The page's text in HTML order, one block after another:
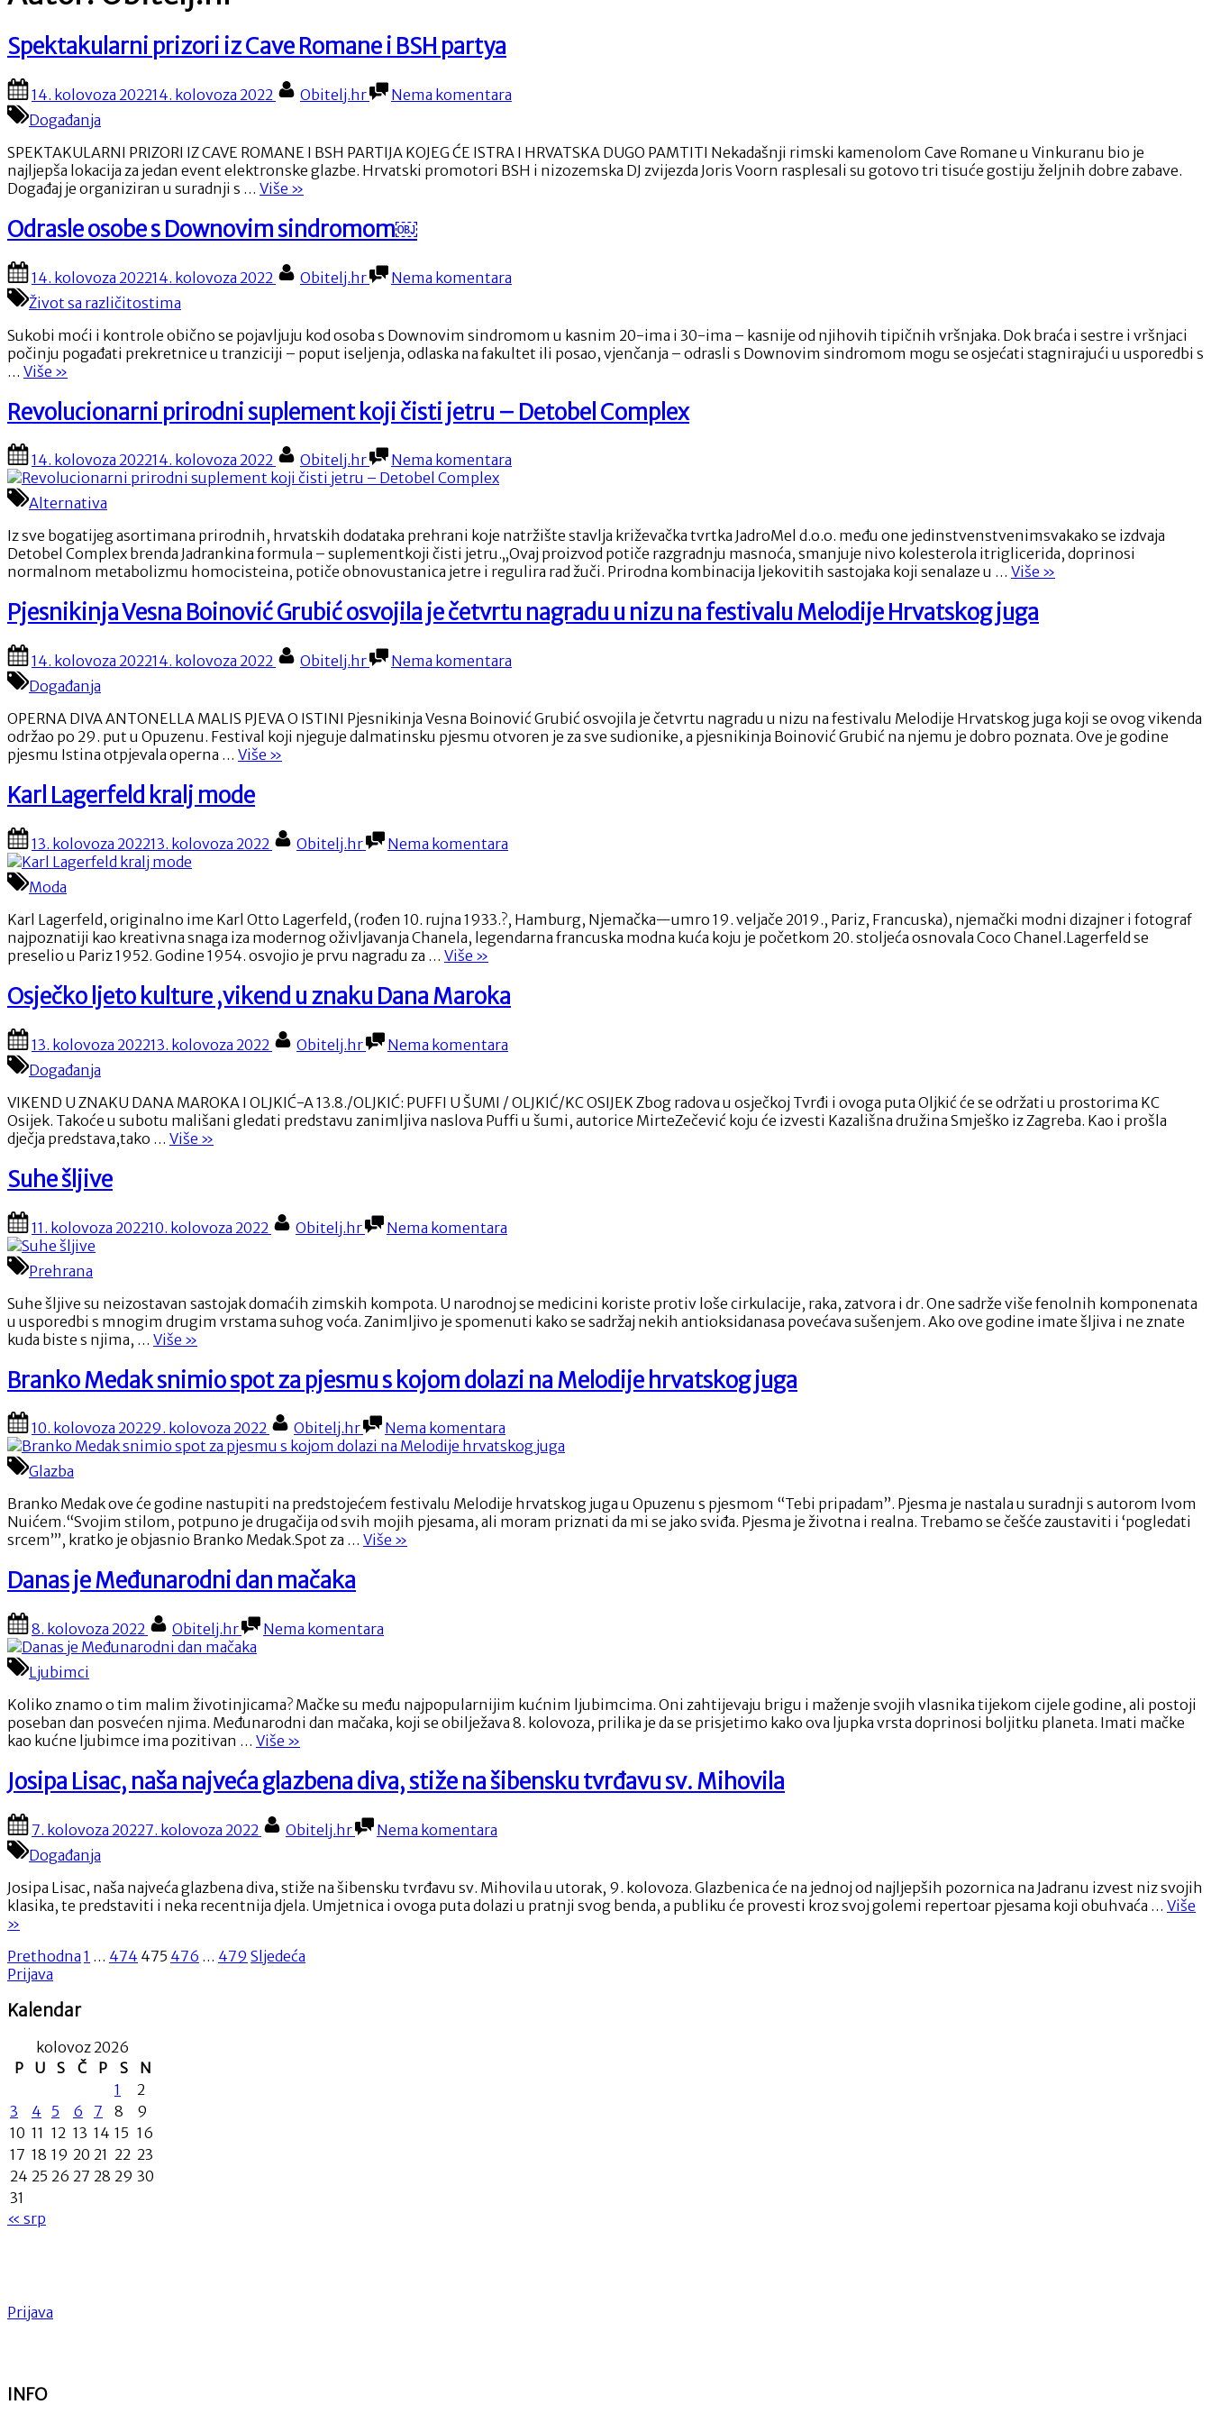
Spektakularni prizori iz Cave Romane i BSH partya
Posted
on
14. kolovoza 202214. kolovoza 2022 By
Obitelj.hr Nema komentara
Spektakularni
Cave
Romane
Događanja
SPEKTAKULARNI PRIZORI IZ CAVE ROMANE I BSH PARTIJA KOJEG ĆE ISTRA I HRVATSKA DUGO PAMTITI Nekadašnji rimski kamenolom Cave Romane u Vinkuranu bio je
najljepša lokacija za jedan event elektronske glazbe. Hrvatski promotori BSH i nizozemska DJ zvijezda Joris Voorn rasplesali su gotovo tri tisuće gostiju željnih dobre zabave.
Događaj je organiziran u suradnji s … Više “Spektakularni
iz
Cave
i
»
Odrasle osobe s Downovim sindromom￼
Posted
on
14. kolovoza 202214. kolovoza 2022 By
Obitelj.hr Nema komentara
Odrasle
Downovim
sindromom
Život sa različitostima
Sukobi moći i kontrole obično se pojavljuju kod osoba s Downovim sindromom u kasnim 20-ima i 30-ima – kasnije od njihovih tipičnih vršnjaka. Dok braća i sestre i vršnjaci
počinju pogađati prekretnice u tranziciji – poput iseljenja, odlaska na fakultet ili posao, vjenčanja – odrasli s Downovim sindromom mogu se osjećati stagnirajući u usporedbi s
… Više “Odrasle
s
Downovim
￼”
»
Revolucionarni prirodni suplement koji čisti jetru – Detobel Complex
Posted
on
14. kolovoza 202214. kolovoza 2022 By
Obitelj.hr Nema komentara
Revolucionarni
koji
čisti
jetru
–
Complex
Alternativa
Iz sve bogatijeg asortimana prirodnih, hrvatskih dodataka prehrani koje natržište stavlja križevačka tvrtka JadroMel d.o.o. među one jedinstvenstvenimsvakako se izdvaja
Detobel Complex brenda Jadrankina formula – suplementkoji čisti jetru.„Ovaj proizvod potiče razgradnju masnoća, smanjuje nivo kolesterola itriglicerida, doprinosi
normalnom metabolizmu homocisteina, potiče obnovustanica jetre i regulira rad žuči. Prirodna kombinacija ljekovitih sastojaka koji senalaze u … Više “Revolucionarni
Complex”
»
Pjesnikinja Vesna Boinović Grubić osvojila je četvrtu nagradu u nizu na festivalu Melodije Hrvatskog juga
Posted
on
14. kolovoza 202214. kolovoza 2022 By
Obitelj.hr Nema komentara
Pjesnikinja
Boinović
Grubić
osvojila
juga
Događanja
OPERNA DIVA ANTONELLA MALIS PJEVA O ISTINI Pjesnikinja Vesna Boinović Grubić osvojila je četvrtu nagradu u nizu na festivalu Melodije Hrvatskog juga koji se ovog vikenda
održao po 29. put u Opuzenu. Festival koji njeguje dalmatinsku pjesmu otvoren je za sve sudionike, a pjesnikinja Boinović Grubić na njemu je dobro poznata. Ove je godine
pjesmu Istina otpjevala operna … Više “Pjesnikinja
osvojila
je
nizu
na
festivalu
Melodije
Hrvatskog
juga”
»
Karl Lagerfeld kralj mode
Posted
on
13. kolovoza 202213. kolovoza 2022 By
Obitelj.hr Nema komentara
Karl
Moda
Karl Lagerfeld, originalno ime Karl Otto Lagerfeld, (rođen 10. rujna 1933.?, Hamburg, Njemačka—umro 19. veljače 2019., Pariz, Francuska), njemački modni dizajner i fotograf
najpoznatiji kao kreativna snaga iza modernog oživljavanja Chanela, legendarna francuska modna kuća koju je početkom 20. stoljeća osnovala Coco Chanel.Lagerfeld se
preselio u Pariz 1952. Godine 1954. osvojio je prvu nagradu za … Više “Karl
kralj
mode”
»
Osječko ljeto kulture ,vikend u znaku Dana Maroka
Posted
on
13. kolovoza 202213. kolovoza 2022 By
Obitelj.hr Nema komentara
Osječko
kulture
,vikend
u
Događanja
VIKEND U ZNAKU DANA MAROKA I OLJKIĆ-A 13.8./OLJKIĆ: PUFFI U ŠUMI / OLJKIĆ/KC OSIJEK Zbog radova u osječkoj Tvrđi i ovoga puta Oljkić će se održati u prostorima KC
Osijek. Takoće u subotu mališani gledati predstavu zanimljiva naslova Puffi u šumi, autorice MirteZečević koju će izvesti Kazališna družina Smješko iz Zagreba. Kao i prošla
dječja predstava,tako … Više “Osječko
znaku
»
Suhe šljive
Posted
on
11. kolovoza 202210. kolovoza 2022 By
Obitelj.hr Nema komentara
Suhe
Prehrana
Suhe šljive su neizostavan sastojak domaćih zimskih kompota. U narodnoj se medicini koriste protiv loše cirkulacije, raka, zatvora i dr. One sadrže više fenolnih komponenata
u usporedbi s mnogim drugim vrstama suhog voća. Zanimljivo je spomenuti kako se sadržaj nekih antioksidanasa povećava sušenjem. Ako ove godine imate šljiva i ne znate
kuda biste s njima, … Više “Suhe
»
Branko Medak snimio spot za pjesmu s kojom dolazi na Melodije hrvatskog juga
Posted
on
10. kolovoza 20229. kolovoza 2022 By
Obitelj.hr Nema komentara
Branko
Medak
za
pjesmu
Glazba
Branko Medak ove će godine nastupiti na predstojećem festivalu Melodije hrvatskog juga u Opuzenu s pjesmom “Tebi pripadam”. Pjesma je nastala u suradnji s autorom Ivom
Nuićem.“Svojim stilom, potpuno je drugačija od svih mojih pjesama, ali moram priznati da mi se jako sviđa. Pjesma je životna i realna. Trebamo se češće zaustaviti i ‘pogledati
srcem’”, kratko je objasnio Branko Medak.Spot za … Više “Branko
na
Melodije
hrvatskog
»
Danas je Međunarodni dan mačaka
Posted
on
8. kolovoza 2022 By
Obitelj.hr Nema komentara
Danas
mačaka
Ljubimci
Koliko znamo o tim malim životinjicama? Mačke su među najpopularnijim kućnim ljubimcima. Oni zahtijevaju brigu i maženje svojih vlasnika tijekom cijele godine, ali postoji
poseban dan posvećen njima. Međunarodni dan mačaka, koji se obilježava 8. kolovoza, prilika je da se prisjetimo kako ova ljupka vrsta doprinosi boljitku planeta. Imati mačke
kao kućne ljubimce ima pozitivan … Više “Danas
Međunarodni
dan
»
Josipa Lisac, naša najveća glazbena diva, stiže na šibensku tvrđavu sv. Mihovila
Posted
on
7. kolovoza 20227. kolovoza 2022 By
Obitelj.hr Nema komentara
Josipa
najveća
glazbena
Događanja
Josipa Lisac, naša najveća glazbena diva, stiže na šibensku tvrđavu sv. Mihovila u utorak, 9. kolovoza. Glazbenica će na jednoj od najljepših pozornica na Jadranu izvest niz svojih
klasika, te predstaviti i neka recentnija djela. Umjetnica i ovoga puta dolazi u pratnji svog benda, a publiku će provesti kroz svoj golemi repertoar pjesama koji obuhvaća … Više
»
Brojevi
stranica
objava
Prethodna 1 … 474 475 476 … 479 Sljedeća
Prijava
Kalendar
kolovoz 2026
P
U S Č P S
N
1
2
3
4 5 6 7 8
9
10 11 12 13 14 15 16
17 18 19 20 21 22 23
24 25 26 27 28 29 30
31
« srp
Prijava
INFO